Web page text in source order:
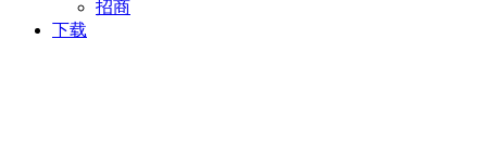
招商
下载